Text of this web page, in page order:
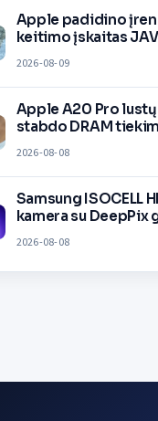
Apple padidino
keitimo įskaitas
2026-08-09
Apple A20 Pro
stabdo DRAM
2026-08-08
Samsung ISOCELL
kamera su DeepPix
2026-08-08